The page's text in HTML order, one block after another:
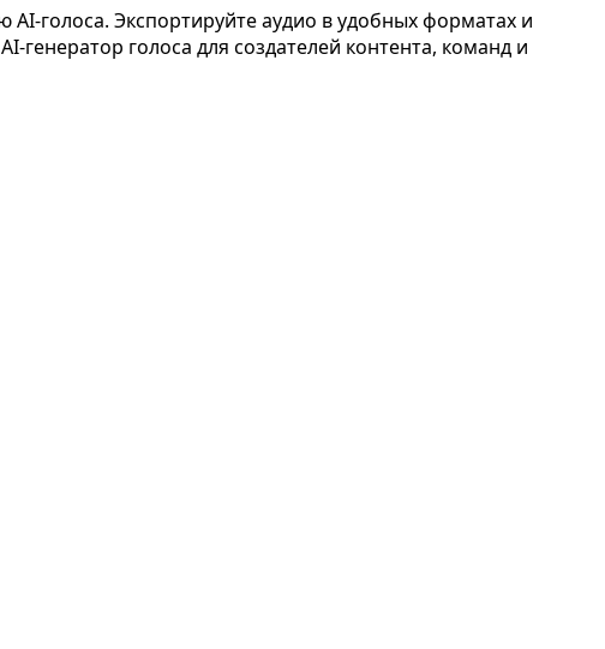
голоса. Экспортируйте аудио в удобных форматах и
генератор голоса для создателей контента, команд и